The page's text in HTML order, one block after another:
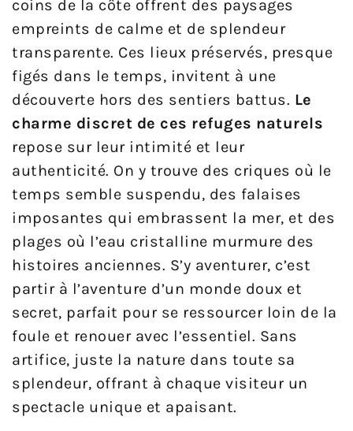
coins de la côte offrent des paysages
empreints de calme et de splendeur
transparente. Ces lieux préservés, presque
figés dans le temps, invitent à une
découverte hors des sentiers battus. Le
charme discret de ces refuges naturels
repose sur leur intimité et leur
authenticité. On y trouve des criques où le
temps semble suspendu, des falaises
imposantes qui embrassent la mer, et des
plages où l’eau cristalline murmure des
histoires anciennes. S’y aventurer, c’est
partir à l’aventure d’un monde doux et
secret, parfait pour se ressourcer loin de la
foule et renouer avec l’essentiel. Sans
artifice, juste la nature dans toute sa
splendeur, offrant à chaque visiteur un
spectacle unique et apaisant.